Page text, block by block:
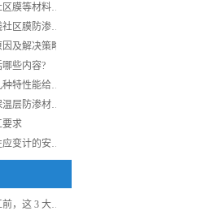
为什么说复合樱花草在线社区膜等材料是构成工程质量的基
如何确定合理的樱花草在线社区膜防渗层方案
及解决策略
些内容?
复合樱花草在线社区膜的几种特性能给工程带来哪些效果？
蓄热水池底部和四周防渗保温层防渗材料的选择
要求
复合樱花草在线社区膜柔性应变计的安装各个环节如何把控
复合樱花草在线社区膜施工前，这 3 大质量关卡必须过